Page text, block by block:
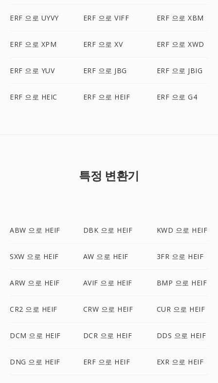
ERF 으로 UYVY ERF 으로 VIFF ERF 으로 XBM
ERF 으로 XPM ERF 으로 XV ERF 으로 XWD
ERF 으로 YUV ERF 으로 JBG ERF 으로 JBIG
ERF 으로 HEIC ERF 으로 HEIF ERF 으로 G4
특정 변환기
ABW 으로 HEIF DBK 으로 HEIF KWD 으로 HEIF
SXW 으로 HEIF AW 으로 HEIF 3FR 으로 HEIF
ARW 으로 HEIF AVIF 으로 HEIF BMP 으로 HEIF
CR2 으로 HEIF CRW 으로 HEIF CUR 으로 HEIF
DCM 으로 HEIF DCR 으로 HEIF DDS 으로 HEIF
DNG 으로 HEIF ERF 으로 HEIF EXR 으로 HEIF